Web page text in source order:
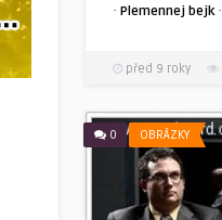
· Plemennej bejk·
před 9 roky
0 OBRÁZKY